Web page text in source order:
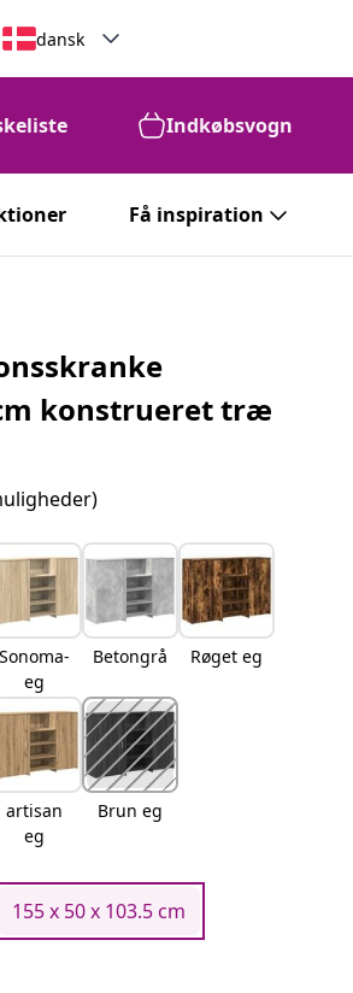
dansk
Indkøbsvogn
Få inspiration
konstrueret træ
Sonoma-
eg
Betongrå Røget eg
artisan
eg
Brun eg
155 x 50 x 103.5 cm